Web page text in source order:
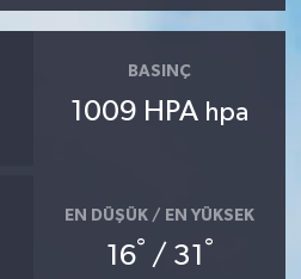
BASINÇ
1009 HPA hpa
EN DÜŞÜK / EN YÜKSEK
16° / 31 °